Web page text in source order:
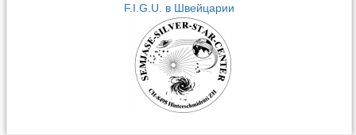
F.I.G.U. в Швейцарии